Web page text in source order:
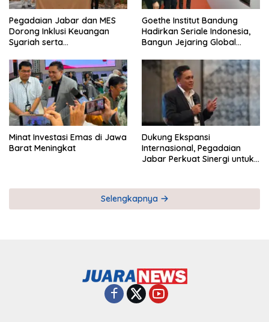
Pegadaian Jabar dan MES
Dorong Inklusi Keuangan
Syariah serta
Goethe Institut Bandung
Hadirkan Seriale Indonesia,
Bangun Jejaring Global
Minat Investasi Emas di Jawa
Barat Meningkat
Dukung Ekspansi
Internasional, Pegadaian
Jabar Perkuat Sinergi untuk
Selengkapnya